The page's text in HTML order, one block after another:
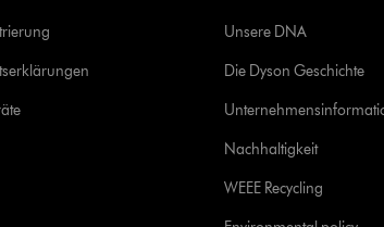
Unsere DNA
Die Dyson Geschichte
Nachhaltigkeit
WEEE Recycling